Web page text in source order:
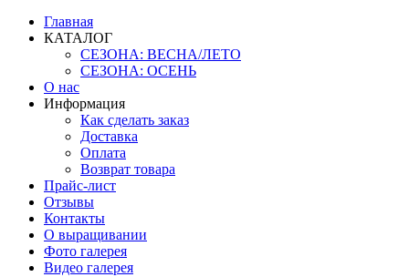
Главная
КАТАЛОГ
СЕЗОНА: ВЕСНА/ЛЕТО
СЕЗОНА: ОСЕНЬ
О нас
Информация
Как сделать заказ
Доставка
Оплата
Возврат товара
Прайс-лист
Отзывы
Контакты
О выращивании
Фото галерея
Видео галерея